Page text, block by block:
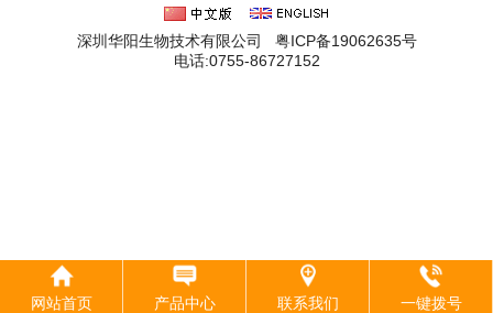
深圳华阳生物技术有限公司 粤ICP备19062635号
电话:0755-86727152
网站首页 产品中心 联系我们 一键拨号